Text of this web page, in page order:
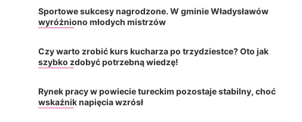
Sportowe sukcesy nagrodzone. W gminie Władysławów
wyróżniono młodych mistrzów
Czy warto zrobić kurs kucharza po trzydziestce? Oto jak
szybko zdobyć potrzebną wiedzę!
Rynek pracy w powiecie tureckim pozostaje stabilny, choć
wskaźnik napięcia wzrósł